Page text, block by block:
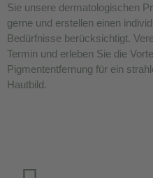
Sie unsere dermatologischen
gerne und erstellen einen
Bedürfnisse berücksichtigt.
Termin und erleben Sie die
Pigmententfernung für ein
Hautbild.